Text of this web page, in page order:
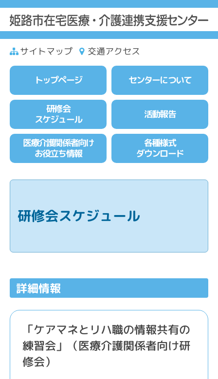
サイトマップ 交通アクセス
トップページ センターについて
研修会
スケジュール
活動報告
医療介護関係者向け
お役立ち情報
各種様式
ダウンロード
研修会スケジュール
詳細情報
「ケアマネとリハ職の情報共有の
練習会」（医療介護関係者向け研
修会）